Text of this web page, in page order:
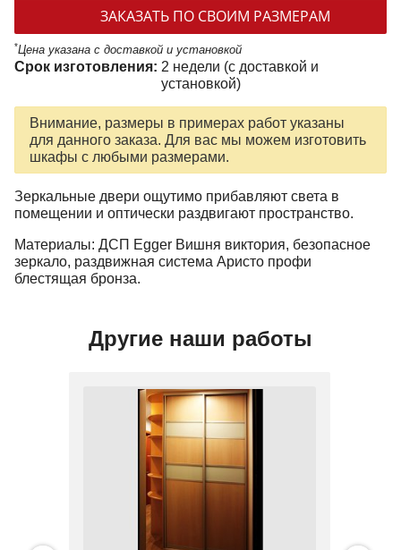
ЗАКАЗАТЬ ПО СВОИМ РАЗМЕРАМ
*Цена указана с доставкой и установкой
Срок изготовления: 2 недели (с доставкой и
установкой)
Внимание, размеры в примерах работ указаны
для данного заказа. Для вас мы можем изготовить
шкафы с любыми размерами.
Зеркальные двери ощутимо прибавляют света в
помещении и оптически раздвигают пространство.
Материалы: ДСП Egger Вишня виктория, безопасное
зеркало, раздвижная система Аристо профи
блестящая бронза.
Другие наши работы